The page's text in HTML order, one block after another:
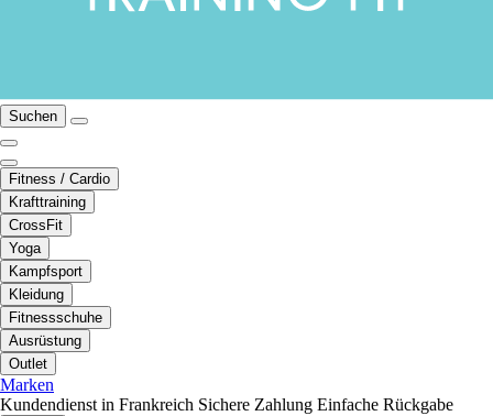
Suchen
Fitness / Cardio
Krafttraining
CrossFit
Yoga
Kampfsport
Kleidung
Fitnessschuhe
Ausrüstung
Outlet
Marken
Kundendienst in Frankreich Sichere Zahlung Einfache Rückgabe